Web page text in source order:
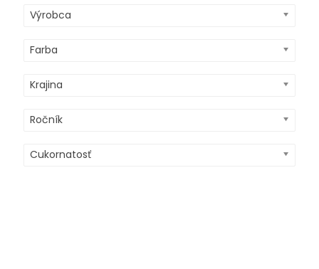
Výrobca
Farba
Krajina
Ročník
Cukornatosť